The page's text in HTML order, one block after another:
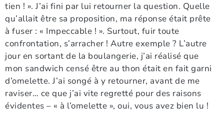
tien ! ». J’ai fini par lui retourner la question. Quelle
qu’allait être sa proposition, ma réponse était prête
à fuser : « Impeccable ! ». Surtout, fuir toute
confrontation, s’arracher ! Autre exemple ? L’autre
jour en sortant de la boulangerie, j’ai réalisé que
mon sandwich censé être au thon était en fait garni
d’omelette. J’ai songé à y retourner, avant de me
raviser… ce que j’ai vite regretté pour des raisons
évidentes – « à l’omelette », oui, vous avez bien lu !